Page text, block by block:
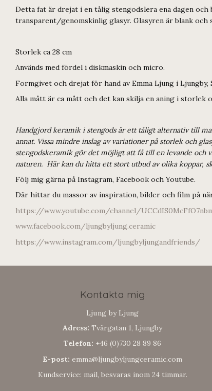
Detta fat är drejat i en tålig stengodslera ena dagen
transparent/genomskinlig glasyr. Glasyren är blank
Storlek ca 28 cm
Används med fördel i diskmaskin och micro.
Formgivet och drejat för hand av Emma Ljung i Ljungby,
Alla mått är ca mått och det kan skilja en aning i storlek
Handgjord keramik i stengods är ett tåligt alternativ till
annat. Vissa mindre inslag av variationer på storlek och
stengodskeramik gör det möjligt att få till en levande och
naturen. Här kan du hitta ett stort utbud av olika koppar,
Följ mig gärna på Instagram, Facebook och Youtube.
Där hittar du massor av inspiration, bilder och film på
https://www.youtube.com/channel/
www.facebook.com/ljungbyljung.ceramic
https://www.instagram.com/ljungbyljungandfriends/
Kontakta mig
Ljung by Ljung
Adress: Tvärgatan 1, Ljungby
Telefon: +46 (0)730 28 89 86
E-post: emma@ljungbyljungceramic.com
Kundservice: mail, besvaras inom 24 timmar.